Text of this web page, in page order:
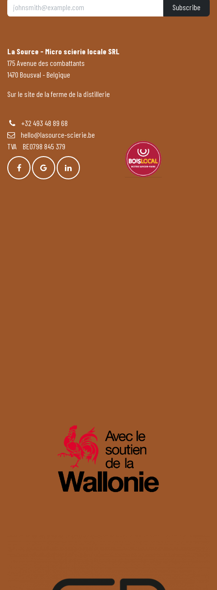
Subscribe
La Source - Micro scierie locale SRL
175 Avenue des combattants
1470 Bousval - Belgique
Sur le site de la ferme de la distillerie
+32 493 48 89 68
hello@lasource-scierie.be
TVA BE0798 845 379